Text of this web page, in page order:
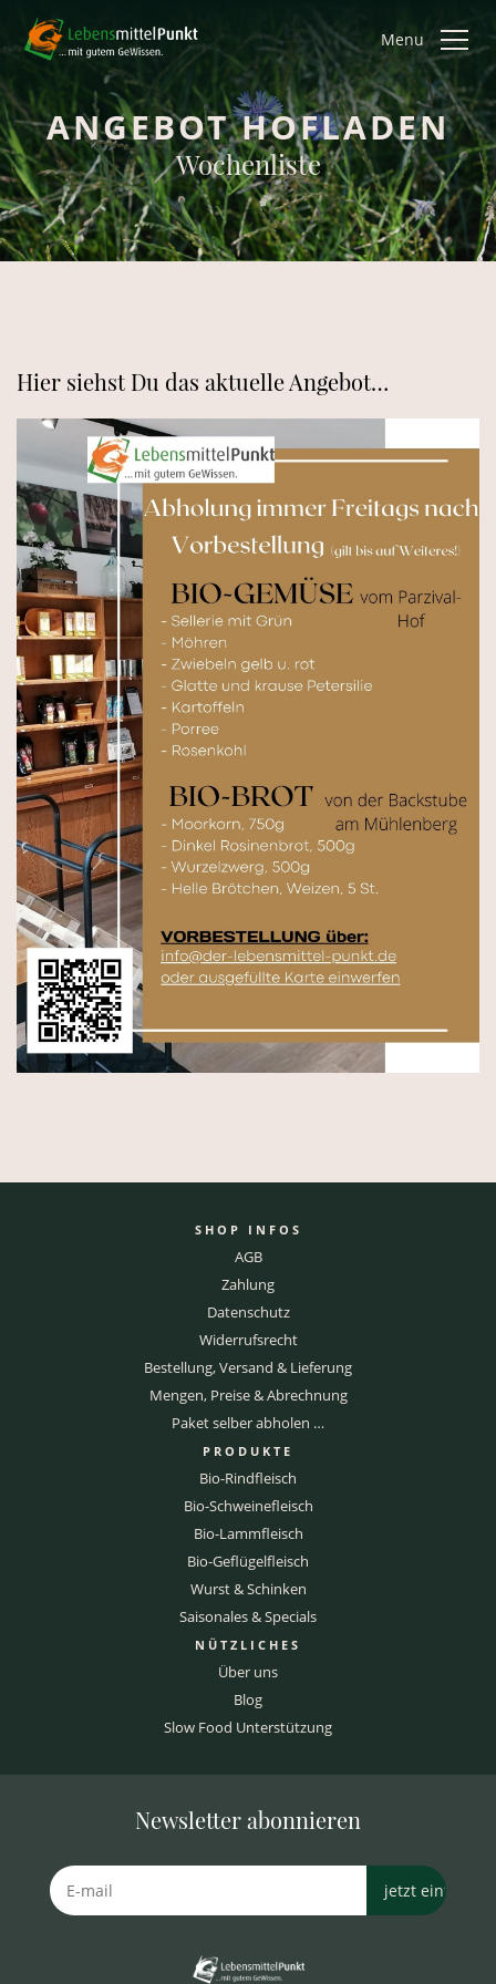
Menu
ANGEBOT HOFLADEN
Wochenliste
Hier siehst Du das aktuelle Angebot…
SHOP INFOS
AGB
Zahlung
Datenschutz
Widerrufsrecht
Bestellung, Versand & Lieferung
Mengen, Preise & Abrechnung
Paket selber abholen …
PRODUKTE
Bio-Rindfleisch
Bio-Schweinefleisch
Bio-Lammfleisch
Bio-Geflügelfleisch
Wurst & Schinken
Saisonales & Specials
NÜTZLICHES
Über uns
Blog
Slow Food Unterstützung
Newsletter abonnieren